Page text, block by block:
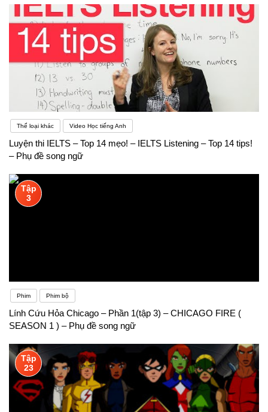
Thể loại khác Video Học tiếng Anh
Luyện thi IELTS – Top 14 mẹo! – IELTS Listening – Top 14 tips!
– Phụ đề song ngữ
Tập
3
Phim Phim bộ
Lính Cứu Hỏa Chicago – Phần 1(tập 3) – CHICAGO FIRE (
SEASON 1 ) – Phụ đề song ngữ
Tập
23